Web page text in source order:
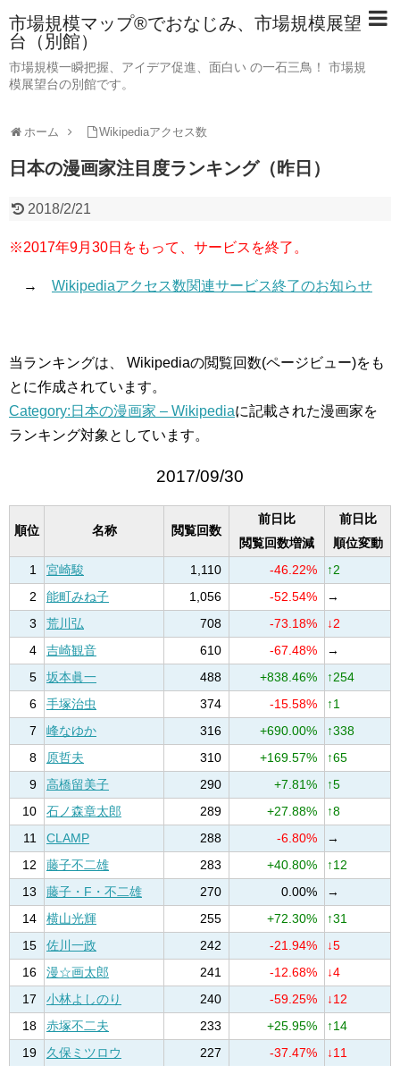
市場規模マップ®でおなじみ、市場規模展望
台（別館）
市場規模一瞬把握、アイデア促進、面白い の一石三鳥！ 市場規
模展望台の別館です。
ホーム Wikipediaアクセス数
日本の漫画家注目度ランキング（昨日）
2018/2/21
※2017年9月30日をもって、サービスを終了。
→ Wikipediaアクセス数関連サービス終了のお知らせ
当ランキングは、 Wikipediaの閲覧回数(ページビュー)をも
とに作成されています。
Category:日本の漫画家 – Wikipediaに記載された漫画家を
ランキング対象としています。
2017/09/30
順位 名称 閲覧回数
前日比
閲覧回数増減
前日比
順位変動
1
宮崎駿 1,110 -46.22%
↑2
2
能町みね子 1,056 -52.54%
→
3
荒川弘 708 -73.18%
↓2
4
吉崎観音 610 -67.48%
→
5
坂本眞一 488 +838.46%
↑254
6
手塚治虫 374 -15.58%
↑1
7
峰なゆか 316 +690.00%
↑338
8
原哲夫 310 +169.57%
↑65
9
高橋留美子 290 +7.81%
↑5
10
石ノ森章太郎 289 +27.88%
↑8
11
CLAMP 288 -6.80%
→
12
藤子不二雄 283 +40.80%
↑12
13
藤子・F・不二雄 270 0.00%
→
14
横山光輝 255 +72.30%
↑31
15
佐川一政 242 -21.94%
↓5
16
漫☆画太郎 241 -12.68%
↓4
17
小林よしのり 240 -59.25%
↓12
18
赤塚不二夫 233 +25.95%
↑14
19
久保ミツロウ 227 -37.47%
↓11